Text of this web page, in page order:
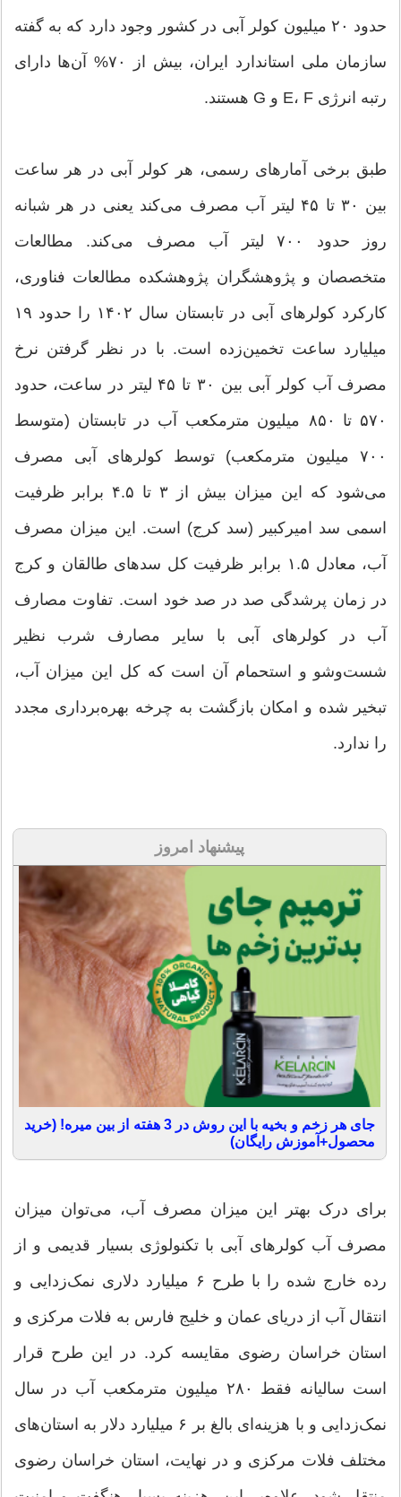
حدود ۲۰ میلیون کولر آبی در کشور وجود دارد که به گفته
سازمان ملی استاندارد ایران، بیش از ۷۰% آن‌ها دارای
رتبه انرژی E، F و G هستند.
طبق برخی آمارهای رسمی، هر کولر آبی در هر ساعت
بین ۳۰ تا ۴۵ لیتر آب مصرف می‌کند یعنی در هر شبانه
روز حدود ۷۰۰ لیتر آب مصرف می‌کند. مطالعات
متخصصان و پژوهشگران پژوهشکده مطالعات فناوری،
کارکرد کولرهای آبی در تابستان سال ۱۴۰۲ را حدود ۱۹
میلیارد ساعت تخمین‌زده است. با در نظر گرفتن نرخ
مصرف آب کولر آبی بین ۳۰ تا ۴۵ لیتر در ساعت، حدود
۵۷۰ تا ۸۵۰ میلیون مترمکعب آب در تابستان (متوسط
۷۰۰ میلیون مترمکعب) توسط کولرهای آبی مصرف
می‌شود که این میزان بیش از ۳ تا ۴.۵ برابر ظرفیت
اسمی سد امیرکبیر (سد کرج) است. این میزان مصرف
آب، معادل ۱.۵ برابر ظرفیت کل سدهای طالقان و کرج
در زمان پرشدگی صد در صد خود است. تفاوت مصارف
آب در کولرهای آبی با سایر مصارف شرب نظیر
شست‌وشو و استحمام آن است که کل این میزان آب،
تبخیر شده و امکان بازگشت به چرخه بهره‌برداری مجدد
را ندارد.
پیشنهاد امروز
جای هر زخم و بخیه با این روش در 3 هفته از بین میره! (خرید
محصول+آموزش رایگان)
برای درک بهتر این میزان مصرف آب، می‌توان میزان
مصرف آب کولرهای آبی با تکنولوژی بسیار قدیمی و از
رده خارج شده را با طرح ۶ میلیارد دلاری نمک‌زدایی و
انتقال آب از دریای عمان و خلیج فارس به فلات مرکزی و
استان خراسان رضوی مقایسه کرد. در این طرح قرار
است سالیانه فقط ۲۸۰ میلیون مترمکعب آب در سال
نمک‌زدایی و با هزینه‌ای بالغ بر ۶ میلیارد دلار به استان‌های
مختلف فلات مرکزی و در نهایت، استان خراسان رضوی